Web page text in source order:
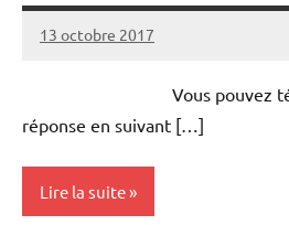
13 octobre 2017
Damien
Aucun
Vous pouvez
réponse en suivant […]
Lire la suite